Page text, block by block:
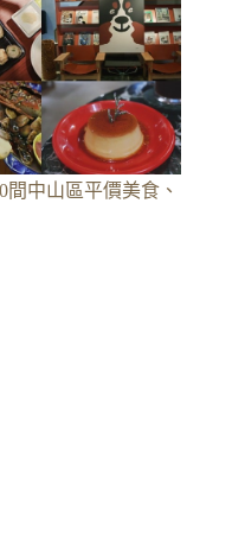
間中山區平價美食、